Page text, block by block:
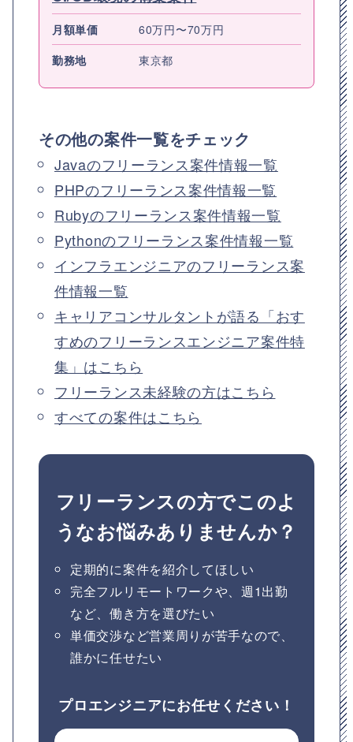
月額単価
60万円〜70万円
勤務地
東京都
その他の案件一覧をチェック
Javaのフリーランス案件情報一覧
PHPのフリーランス案件情報一覧
Rubyのフリーランス案件情報一覧
Pythonのフリーランス案件情報一覧
インフラエンジニアのフリーランス案
件情報一覧
キャリアコンサルタントが語る「おす
すめのフリーランスエンジニア案件特
集」はこちら
フリーランス未経験の方はこちら
すべての案件はこちら
フリーランスの方でこのよ
うなお悩みありませんか？
定期的に案件を紹介してほしい
完全フルリモートワークや、週1出勤
など、働き方を選びたい
単価交渉など営業周りが苦手なので、
誰かに任せたい
プロエンジニアにお任せください！